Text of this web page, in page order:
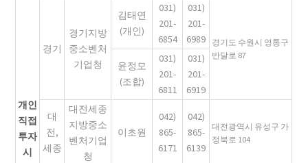
개인
직접
투자
시
경기
경기지방
중소벤처
기업청
김태연
(개인)
031)
201-
6854
031)
201-
6989
경기도 수원시 영통구
반달로 87
윤정모
(조합)
031)
201-
6811
031)
201-
6919
대
전,
세종
대전세종
지방중소
벤처기업
청
이초원
042)
865-
6171
042)
865-
6139
대전광역시 유성구 가
정북로 104